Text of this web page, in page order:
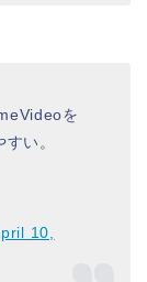
を
い。
10,